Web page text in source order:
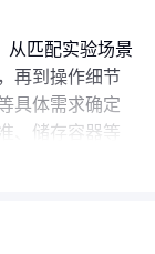
从匹配实验场景
再到操作细节
具体需求确定
、储存容器等